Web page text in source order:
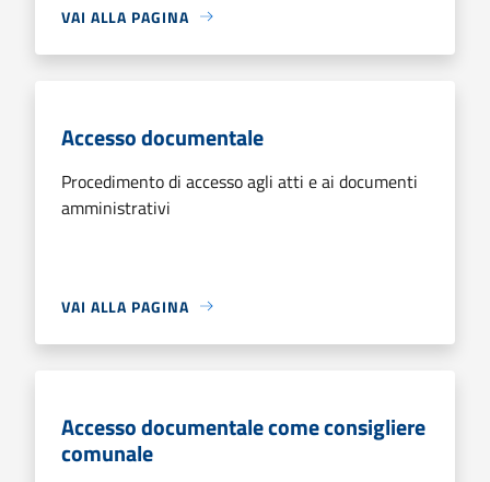
VAI ALLA PAGINA
Accesso documentale
Procedimento di accesso agli atti e ai documenti
amministrativi
VAI ALLA PAGINA
Accesso documentale come consigliere
comunale